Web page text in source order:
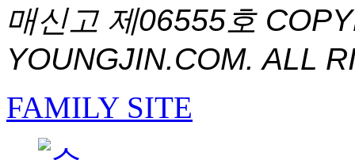
매신고 제06555호
YOUNGJIN.COM. ALL
FAMILY SITE